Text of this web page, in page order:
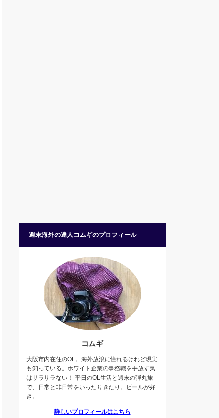
週末海外の達人コムギのプロフィール
コムギ
大阪市内在住のOL。海外放浪に憧れるけれど現実
も知っている。ホワイト企業の事務職を手放す気
はサラサラない！ 平日のOL生活と週末の弾丸旅
で、日常と非日常をいったりきたり。ビールが好
き。
詳しいプロフィールはこちら